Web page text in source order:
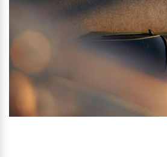
Gebrauchtwagen
Aktuelle
Zubehörkatalog
Unsere News & Events